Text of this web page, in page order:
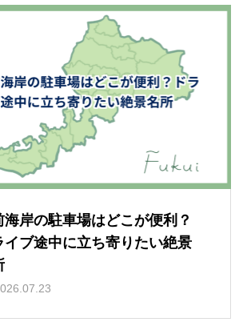
海岸の駐車場はどこが便利？
イブ途中に立ち寄りたい絶景